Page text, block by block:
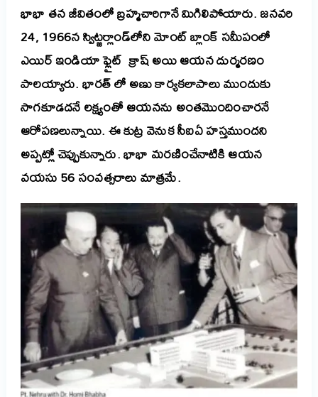
భాభా తన జీవితంలో బ్రహ్మచారిగానే మిగిలిపోయారు. జనవరి
24, 1966న స్విట్జర్లాండ్‌లోని మోంట్ బ్లాంక్ సమీపంలో
ఎయిర్ ఇండియా ఫ్లైట్ క్రాష్ అయి ఆయన దుర్మరణం
పాలయ్యారు. భారత్ లో అణు కార్యకలాపాలు ముందుకు
సాగకూడదనే లక్ష్యంతో ఆయనను అంతమొందించారనే
ఆరోపణలున్నాయి. ఈ కుట్ర వెనుక సీఐఏ హస్తముందని
అప్పట్లో చెప్పుకున్నారు. భాభా మరణించేనాటికి ఆయన
వయసు 56 సంవత్సరాలు మాత్రమే.